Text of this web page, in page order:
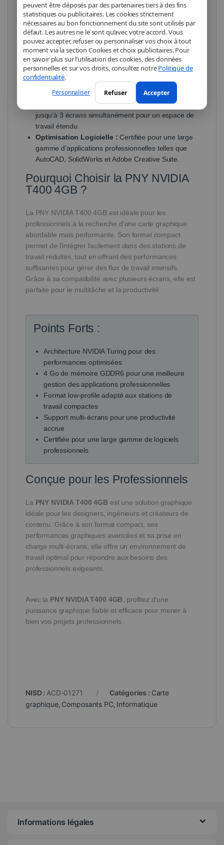
peuvent être déposés par des partenaires tiers à des fins
statistiques ou publicitaires. Les cookies strictement
nécessaires au bon fonctionnement du site sont utilisés par
défaut. Les autres ne le sont qu’avec votre accord. Vous
pouvez accepter, refuser ou personnaliser vos choix à tout
moment via la section Cookies et choix publicitaires. Pour
en savoir plus sur l’utilisation des cookies, des données
personnelles et sur vos droits, consultez notrePolitique de
confidentialité.
Personnaliser Refuser Accepter
Caractéristiques Clés :
Architecture NVIDIA Turing :Une performance
accrue pour un rendu graphique fluide et précis.
4 Go de Mémoire GDDR6 :Une capacité idéale
pour gérer des charges de travail professionnelles
et assurer une fluidité optimale.
Format Compact : Conception low-profile adaptée
aux stations de travail de petite taille.
Compatibilité Multi-Écrans :Prise en charge de
jusqu'à 3 écrans simultanément pour un espace de
travail étendu.
Optimisation Logicielle : Certifiée pour une large
gamme d’applications professionnelles telles que
AutoCAD, SolidWorks et Adobe Creative Suite.
Pourquoi Choisir la PNY NVIDIA
T400 4GB ?
La PNY NVIDIA T400 4GB est idéale pour les
professionnels à la recherche d'une carte graphique
abordable mais performante. Son format compact
permet de l’intégrer facilement dans des stations de
travail réduites, tout en offrant des performances
suffisantes pour gérer des flux de travail intensifs.
Grâce à sa compatibilité avec plusieurs écrans, elle est
parfaite pour le multitâche et la productivité.
Points Forts :
Architecture NVIDIA Turing pour des
performances optimisées
4 Go de mémoire GDDR6 pour une meilleure
gestion des applications professionnelles
Format low-profile adapté aux stations de
travail compactes
Support multi-écrans pour une productivité
accrue
Certifiée pour une large gamme de logiciels
professionnels
Conçue pour les Professionnels
La PNY NVIDIA T400 4GBest une solution graphique
idéale pour les designers, ingénieurs et créateurs de
contenu. Grâce à son format compact, ses
performances graphiques avancées et sa prise en
charge multi-écrans, elle offre un environnement de
travail optimal pour répondre aux besoins des
professionnels exigeants.
Avec la PNY NVIDIA T400 4GB, profitez d'une
puissance graphique fiable et efficace pour mener à
bien vos projets professionnels.
NISD :ACD-01271 Catégories : Carte
graphique, Composants PC, Informatique
Informations légales